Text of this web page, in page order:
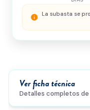
info La subasta se
Ver ficha técnica
Detalles completos de